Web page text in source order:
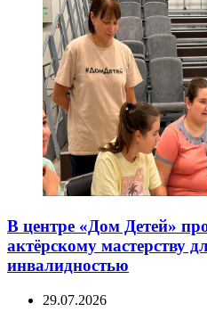
В центре «Дом Детей»
актёрскому мастерству
инвалидностью
29.07.2026